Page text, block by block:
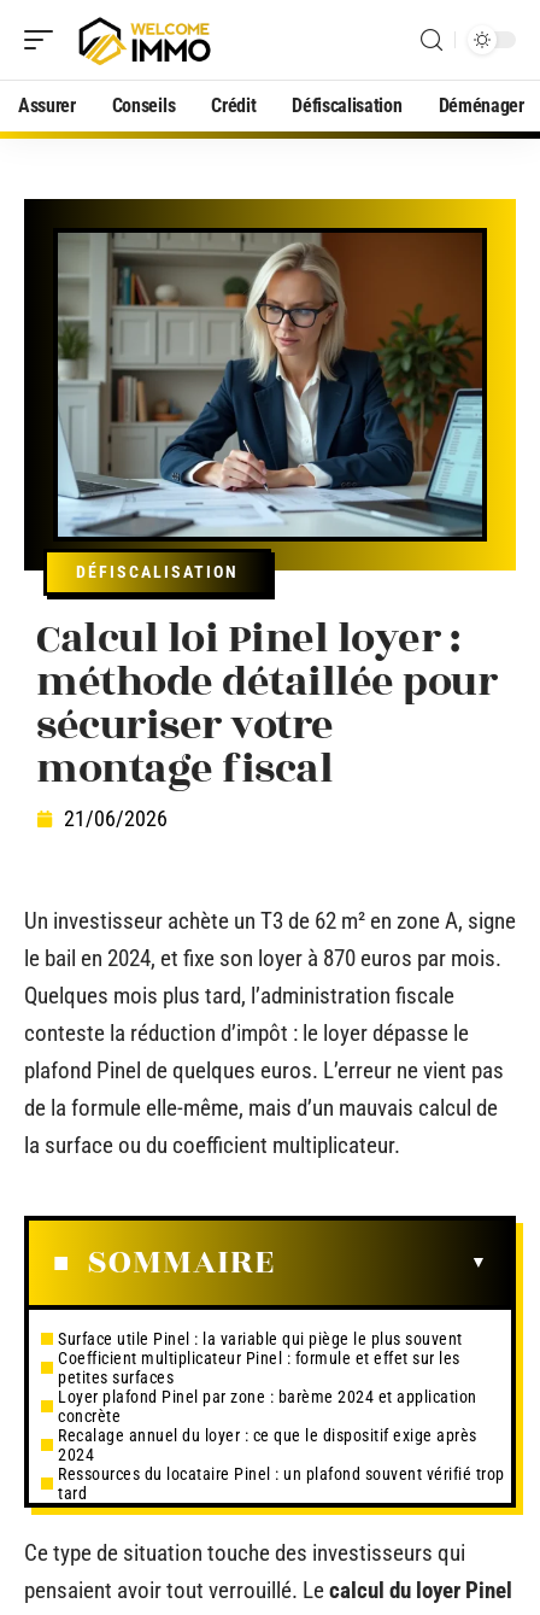
Assurer Conseils Crédit Défiscalisation Déménager
DÉFISCALISATION
Calcul loi Pinel loyer :
méthode détaillée pour
sécuriser votre
montage fiscal
21/06/2026
Un investisseur achète un T3 de 62 m² en zone A, signe
le bail en 2024, et fixe son loyer à 870 euros par mois.
Quelques mois plus tard, l’administration fiscale
conteste la réduction d’impôt : le loyer dépasse le
plafond Pinel de quelques euros. L’erreur ne vient pas
de la formule elle-même, mais d’un mauvais calcul de
la surface ou du coefficient multiplicateur.
SOMMAIRE
Surface utile Pinel : la variable qui piège le plus souvent
Coefficient multiplicateur Pinel : formule et effet sur les
petites surfaces
Loyer plafond Pinel par zone : barème 2024 et application
concrète
Recalage annuel du loyer : ce que le dispositif exige après
2024
Ressources du locataire Pinel : un plafond souvent vérifié trop
tard
Ce type de situation touche des investisseurs qui
pensaient avoir tout verrouillé. Lecalcul du loyer Pinel